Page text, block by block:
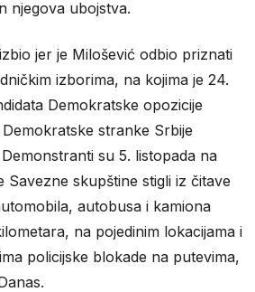
njegova ubojstva.
jer je Milošević odbio priznati
izborima, na kojima je 24.
Demokratske opozicije
stranke Srbije
su 5. listopada na
Savezne skupštine stigli iz čitave
autobusa i kamiona
na pojedinim lokacijama i
policijske blokade na putevima,